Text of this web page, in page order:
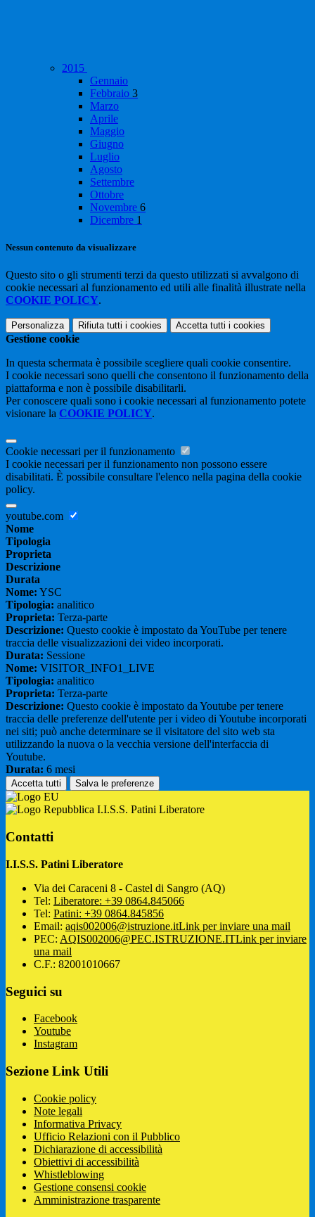
2015
Gennaio
Febbraio 3
Marzo
Aprile
Maggio
Giugno
Luglio
Agosto
Settembre
Ottobre
Novembre 6
Dicembre 1
Nessun contenuto da visualizzare
Questo sito o gli strumenti terzi da questo utilizzati si avvalgono di
cookie necessari al funzionamento ed utili alle finalità illustrate nella
COOKIE POLICY.
Personalizza Rifiuta tutti i cookies Accetta tutti i cookies
Gestione cookie
In questa schermata è possibile scegliere quali cookie consentire.
I cookie necessari sono quelli che consentono il funzionamento della
piattaforma e non è possibile disabilitarli.
Per conoscere quali sono i cookie necessari al funzionamento potete
visionare la COOKIE POLICY.
Cookie necessari per il funzionamento
I cookie necessari per il funzionamento non possono essere
disabilitati. È possibile consultare l'elenco nella pagina della cookie
policy.
youtube.com
Nome
Tipologia
Proprieta
Descrizione
Durata
Nome: YSC
Tipologia: analitico
Proprieta: Terza-parte
Descrizione: Questo cookie è impostato da YouTube per tenere
traccia delle visualizzazioni dei video incorporati.
Durata: Sessione
Nome: VISITOR_INFO1_LIVE
Tipologia: analitico
Proprieta: Terza-parte
Descrizione: Questo cookie è impostato da Youtube per tenere
traccia delle preferenze dell'utente per i video di Youtube incorporati
nei siti; può anche determinare se il visitatore del sito web sta
utilizzando la nuova o la vecchia versione dell'interfaccia di
Youtube.
Durata: 6 mesi
Accetta tutti Salva le preferenze
I.I.S.S. Patini Liberatore
Contatti
I.I.S.S. Patini Liberatore
Via dei Caraceni 8 - Castel di Sangro (AQ)
Tel: Liberatore: +39 0864.845066
Tel: Patini: +39 0864.845856
Email: aqis002006@istruzione.itLink per inviare una mail
PEC: AQIS002006@PEC.ISTRUZIONE.ITLink per inviare
una mail
C.F.: 82001010667
Seguici su
Facebook
Youtube
Instagram
Sezione Link Utili
Cookie policy
Note legali
Informativa Privacy
Ufficio Relazioni con il Pubblico
Dichiarazione di accessibilità
Obiettivi di accessibilità
Whistleblowing
Gestione consensi cookie
Amministrazione trasparente